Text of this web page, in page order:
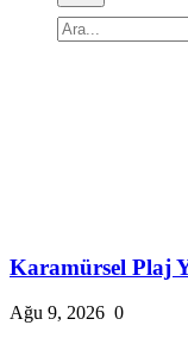
Karamürsel Plaj
Ağu 9, 2026 0